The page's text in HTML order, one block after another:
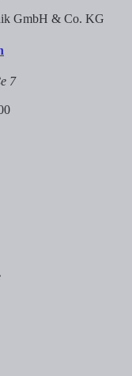
GmbH & Co. KG
7